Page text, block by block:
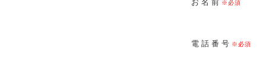
お名前
電話番号